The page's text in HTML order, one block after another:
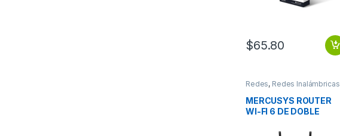
$65.80
Redes, Redes Inalámbricas
MERCUSYS ROUTER
WI-FI 6 DE DOBLE